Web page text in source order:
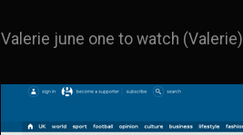
Valerie june one to watch (Valerie)